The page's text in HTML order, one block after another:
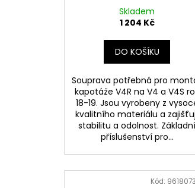
Skladem
1 204 Kč
DO KOŠÍKU
Souprava potřebná pro
kapotáže V4R na V4 a V4S
18-19. Jsou vyrobeny z
kvalitního materiálu a
stabilitu a odolnost. Základní
příslušenství pro...
Kód: